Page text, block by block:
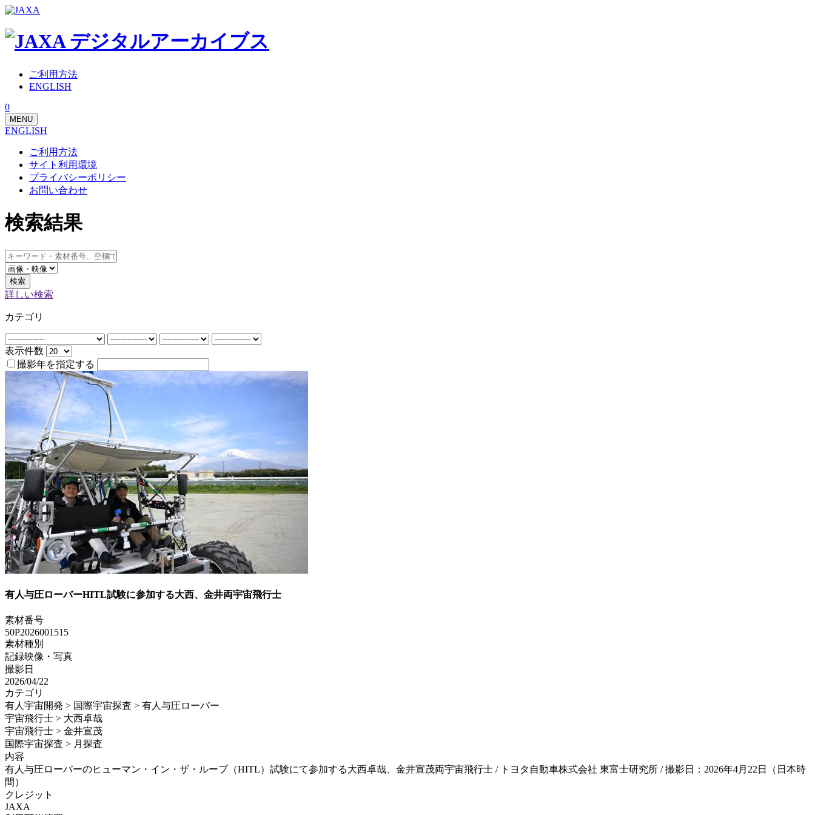
ご利用方法
ENGLISH
0
MENU
ENGLISH
ご利用方法
サイト利用環境
プライバシーポリシー
お問い合わせ
検索結果
検索
詳しい検索
カテゴリ
表示件数
撮影年を指定する
有人与圧ローバーHITL試験に参加する大西、金井両宇宙飛行士
素材番号
50P2026001515
素材種別
記録映像・写真
撮影日
2026/04/22
カテゴリ
有人宇宙開発 > 国際宇宙探査 > 有人与圧ローバー
宇宙飛行士 > 大西卓哉
宇宙飛行士 > 金井宣茂
国際宇宙探査 > 月探査
内容
有人与圧ローバーのヒューマン・イン・ザ・ループ（HITL）試験にて参加する大西卓哉、金井宣茂両宇宙飛行士 / トヨタ自動車株式会社 東富士研究所 / 撮影日：2026年4月22日（日本時
間）
クレジット
JAXA